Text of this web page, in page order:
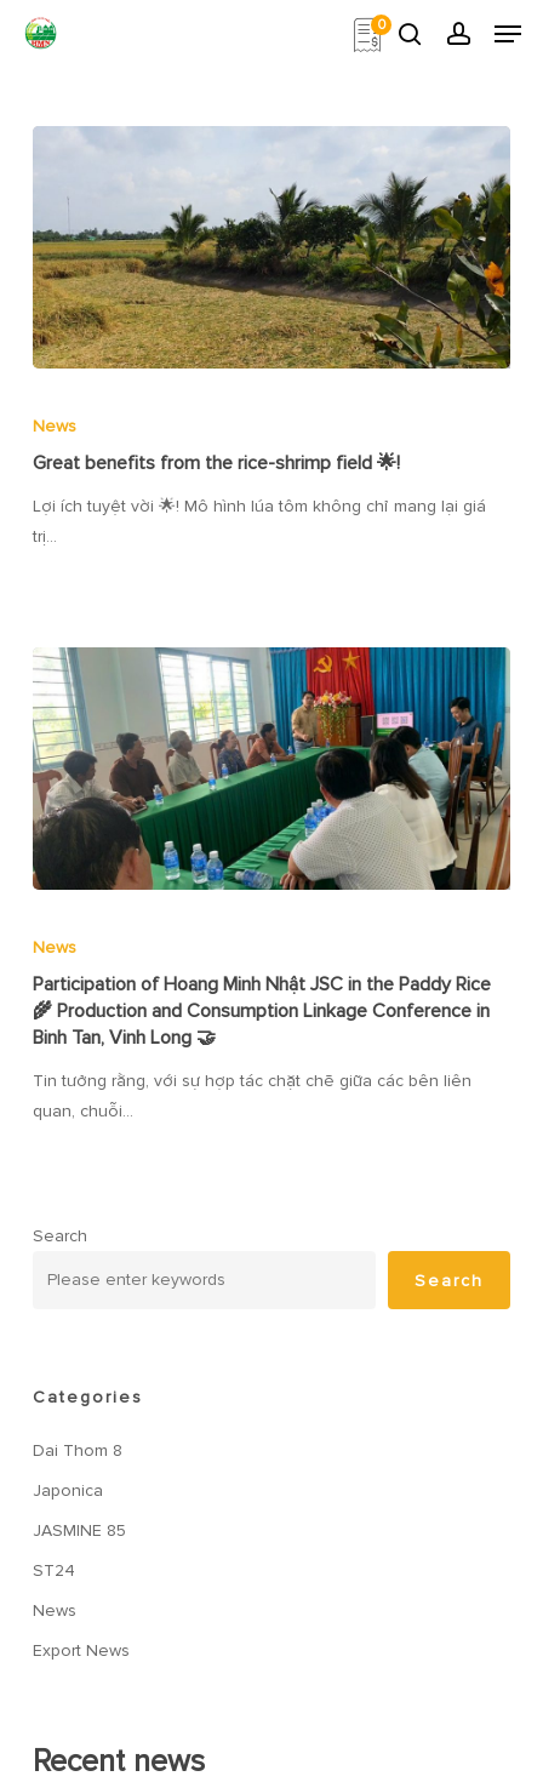
0
News
Great benefits from the rice-shrimp field 🌟!
Lợi ích tuyệt vời 🌟! Mô hình lúa tôm không chỉ mang lại giá
trị…
News
Participation of Hoang Minh Nhật JSC in the Paddy Rice
🌾 Production and Consumption Linkage Conference in
Binh Tan, Vinh Long 🤝
Tin tưởng rằng, với sự hợp tác chặt chẽ giữa các bên liên
quan, chuỗi…
Search
Search
Categories
Dai Thom 8
Japonica
JASMINE 85
ST24
News
Export News
Recent news